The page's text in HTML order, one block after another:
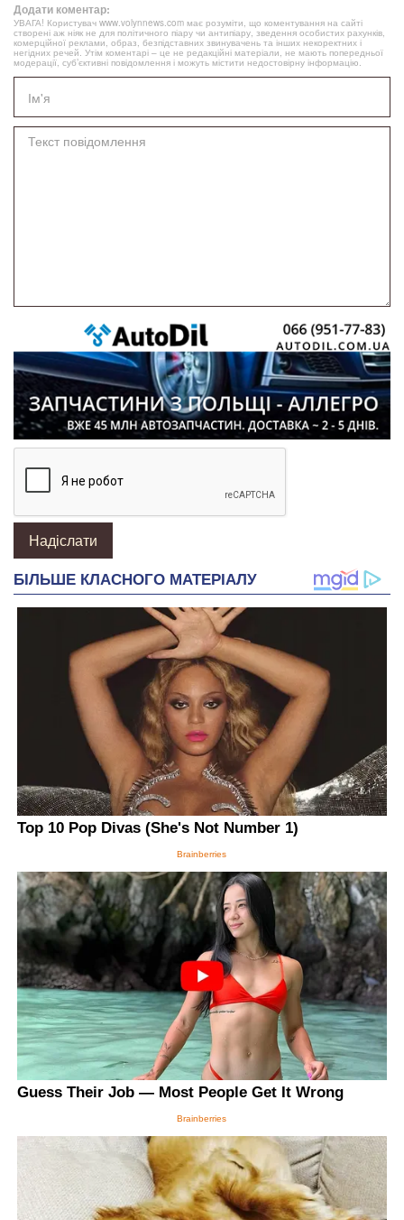
Додати коментар:
УВАГА! Користувач www.volynnews.com має розуміти, що коментування на сайті
створені аж ніяк не для політичного піару чи антипіару, зведення особистих рахунків,
комерційної реклами, образ, безпідставних звинувачень та інших некоректних і
негідних речей. Утім коментарі – це не редакційні матеріали, не мають попередньої
модерації, суб’єктивні повідомлення і можуть містити недостовірну інформацію.